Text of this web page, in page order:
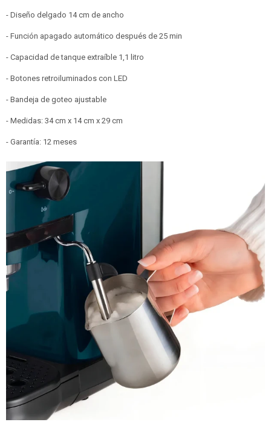
- Diseño delgado 14 cm de ancho
- Función apagado automático después de 25 min
- Capacidad de tanque extraíble 1,1 litro
- Botones retroiluminados con LED
- Bandeja de goteo ajustable
- Medidas: 34 cm x 14 cm x 29 cm
- Garantía: 12 meses